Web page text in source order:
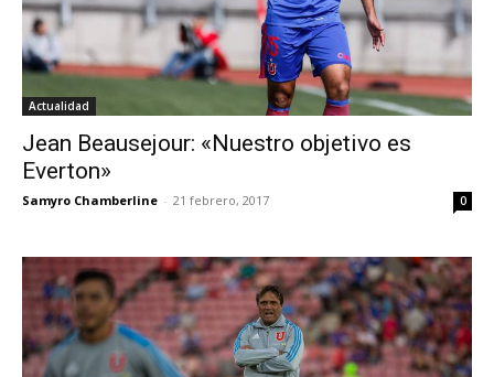
Actualidad
Jean Beausejour: «Nuestro objetivo es
Everton»
Samyro Chamberline - 21 febrero, 2017 0